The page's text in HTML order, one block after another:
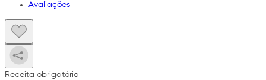
Avaliações
Receita obrigatória